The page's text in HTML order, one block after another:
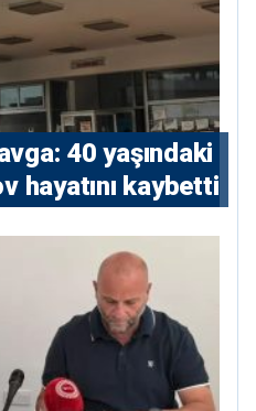
40 yaşındaki
hayatını kaybetti